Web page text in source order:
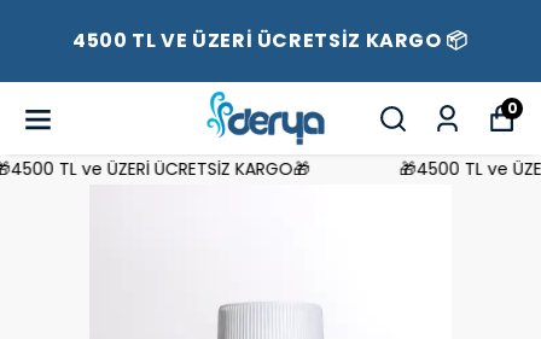
4500 TL VE ÜZERİ ÜCRETSİZ KARGO 📦
0
TL ve ÜZERİ ÜCRETSİZ KARGO🎁 🎁4500 TL ve